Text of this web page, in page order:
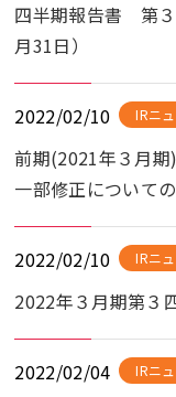
四半期報告書 第
月31日）
2022/02/10 IRニ
前期(2021年３月
一部修正について
2022/02/10 IRニ
2022年３月期第３
2022/02/04 IRニ